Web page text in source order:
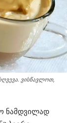
ვისწავლოთ,
ნამდვილად